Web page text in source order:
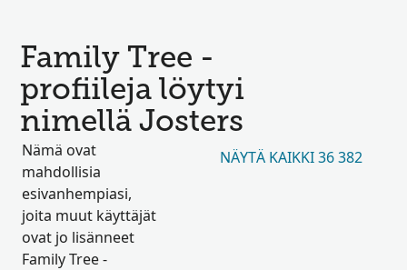
Family Tree -
profiileja löytyi
nimellä Josters
Nämä ovat
mahdollisia
esivanhempiasi,
joita muut käyttäjät
ovat jo lisänneet
Family Tree -
NÄYTÄ KAIKKI 36 382